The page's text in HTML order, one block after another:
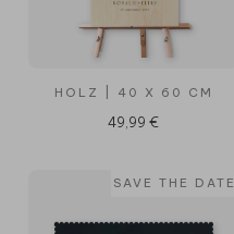
HOLZ | 40 X 60 CM
49,99 €
SAVE THE DATE